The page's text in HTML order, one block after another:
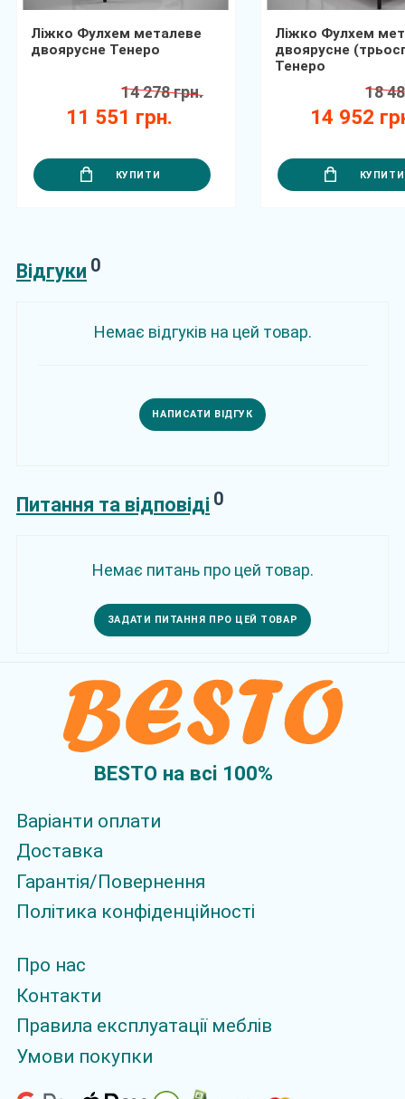
Ліжко Фулхем металеве
двоярусне Тенеро
11 551 грн.
14 278 грн.
КУПИТИ
Ліжко Фулхем
двоярусне
Тенеро
14 952
18
КУПИТИ
Відгуки 0
Немає відгуків на цей товар.
НАПИСАТИ ВІДГУК
Питання та відповіді 0
Немає питань про цей товар.
ЗАДАТИ ПИТАННЯ ПРО ЦЕЙ ТОВАР
BESTO на всi 100%
Варіанти оплати
Доставка
Гарантія/Повернення
Політика конфіденційності
Про нас
Контакти
Правила експлуатації меблів
Умови покупки